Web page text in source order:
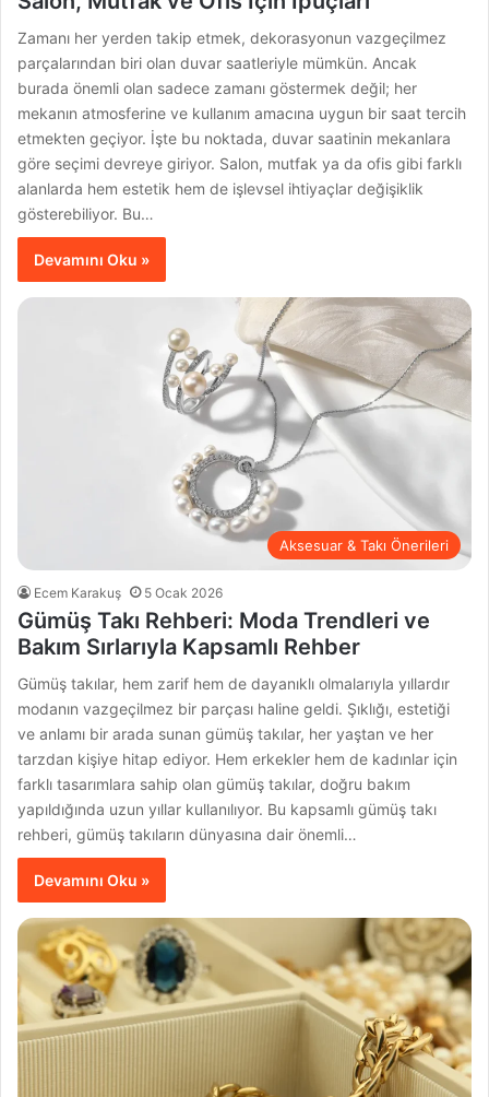
Zamanı her yerden takip etmek, dekorasyonun vazgeçilmez
parçalarından biri olan duvar saatleriyle mümkün. Ancak
burada önemli olan sadece zamanı göstermek değil; her
mekanın atmosferine ve kullanım amacına uygun bir saat tercih
etmekten geçiyor. İşte bu noktada, duvar saatinin mekanlara
göre seçimi devreye giriyor. Salon, mutfak ya da ofis gibi farklı
alanlarda hem estetik hem de işlevsel ihtiyaçlar değişiklik
gösterebiliyor. Bu…
Devamını Oku »
Aksesuar & Takı Önerileri
Ecem Karakuş 5 Ocak 2026
Gümüş Takı Rehberi: Moda Trendleri ve
Bakım Sırlarıyla Kapsamlı Rehber
Gümüş takılar, hem zarif hem de dayanıklı olmalarıyla yıllardır
modanın vazgeçilmez bir parçası haline geldi. Şıklığı, estetiği
ve anlamı bir arada sunan gümüş takılar, her yaştan ve her
tarzdan kişiye hitap ediyor. Hem erkekler hem de kadınlar için
farklı tasarımlara sahip olan gümüş takılar, doğru bakım
yapıldığında uzun yıllar kullanılıyor. Bu kapsamlı gümüş takı
rehberi, gümüş takıların dünyasına dair önemli…
Devamını Oku »